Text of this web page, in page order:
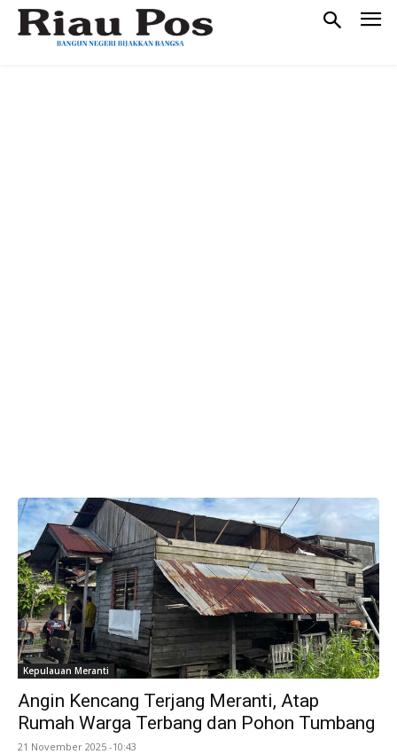
Kepulauan Meranti
Angin Kencang Terjang Meranti, Atap
Rumah Warga Terbang dan Pohon Tumbang
21 November 2025 -10:43